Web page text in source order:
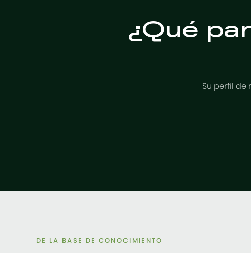
¿Qué
Su perfil de
DE LA BASE DE CONOCIMIENTO